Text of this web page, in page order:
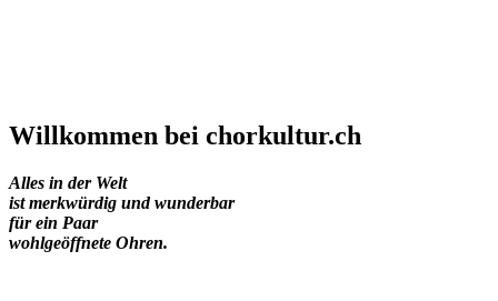
Willkommen bei chorkultur.ch
Alles in der Welt
ist merkwürdig und wunderbar
für ein Paar
wohlgeöffnete Ohren.